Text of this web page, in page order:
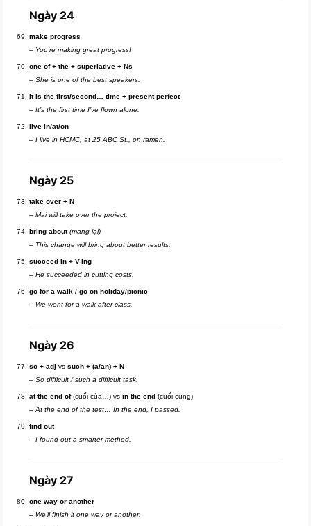
Ngày 24
make progress
– You’re making great progress!
one of + the + superlative + Ns
–She is one of the best speakers.
It is the first/second… time + present perfect
–It’s the first time I’ve flown alone.
live in/at/on
–I live in HCMC, at 25 ABC St., on ramen.
Ngày 25
take over + N
–Mai will take over the project.
bring about (mang lại)
– This change will bring about better results.
succeed in + V-ing
–He succeeded in cutting costs.
go for a walk / go on holiday/picnic
–We went for a walk after class.
Ngày 26
so + adj vssuch + (a/an) + N
–So difficult / such a difficult task.
at the end of(cuối của…) vsin the end (cuối cùng)
–At the end of the test… In the end, I passed.
find out
–I found out a smarter method.
Ngày 27
one way or another
–We’ll finish it one way or another.